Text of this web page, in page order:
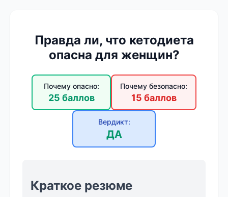
Правда ли, что кетодиета
опасна для женщин?
Почему опасно:
25 баллов
Почему безопасно:
15 баллов
Вердикт:
ДА
Краткое резюме